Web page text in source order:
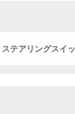
ステアリングスイ